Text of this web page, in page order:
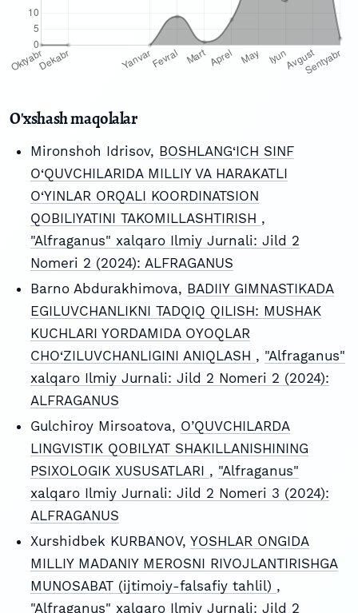
O'xshash maqolalar
Mironshoh Idrisov, BOSHLANG‘ICH SINF
O‘QUVCHILARIDA MILLIY VA HARAKATLI
O‘YINLAR ORQALI KOORDINATSION
QOBILIYATINI TAKOMILLASHTIRISH ,
"Alfraganus" xalqaro Ilmiy Jurnali: Jild 2
Nomeri 2 (2024): ALFRAGANUS
Barno Abdurakhimova, BADIIY GIMNASTIKADA
EGILUVCHANLIKNI TADQIQ QILISH: MUSHAK
KUCHLARI YORDAMIDA OYOQLAR
CHO‘ZILUVCHANLIGINI ANIQLASH , "Alfraganus"
xalqaro Ilmiy Jurnali: Jild 2 Nomeri 2 (2024):
ALFRAGANUS
Gulchiroy Mirsoatova, O’QUVCHILARDA
LINGVISTIK QOBILYAT SHAKILLANISHINING
PSIXOLOGIK XUSUSATLARI , "Alfraganus"
xalqaro Ilmiy Jurnali: Jild 2 Nomeri 3 (2024):
ALFRAGANUS
Xurshidbek KURBANOV, YOSHLAR ONGIDA
MILLIY MADANIY MEROSNI RIVOJLANTIRISHGA
MUNOSABAT (ijtimoiy-falsafiy tahlil) ,
"Alfraganus" xalqaro Ilmiy Jurnali: Jild 2